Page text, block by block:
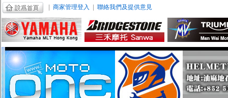
商家管理登入 聯絡我們及提供意見